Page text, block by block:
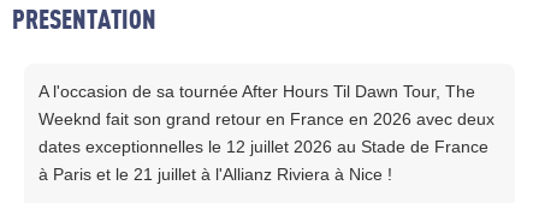
PRESENTATION
A l'occasion de sa tournée After Hours Til Dawn Tour, The
Weeknd fait son grand retour en France en 2026 avec deux
dates exceptionnelles le 12 juillet 2026 au Stade de France
à Paris et le 21 juillet à l'Allianz Riviera à Nice !